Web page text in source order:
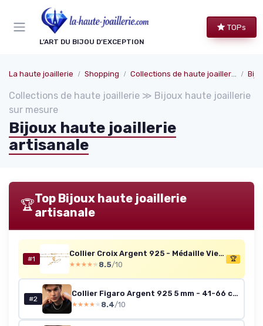
L’ART DU BIJOU D’EXCEPTION
TOPs
La haute joaillerie Shopping Collections de haute joaillerie
Collections de haute joaillerie ≫ Bijoux haute joaillerie
sur mesure
Bijoux haute joaillerie
artisanale
🏆Top Bijoux haute joaillerie
artisanale
#1
Collier Croix Argent 925 - Médaille Vierge & Cœur (Made in Italy)
★★★★★
★★★★★ 8.5/10
🏆
#2
Collier Figaro Argent 925 5 mm - 41-66 cm (Coffret luxe)
★★★★★
★★★★★ 8.4/10
Panneau de gestion des cookies